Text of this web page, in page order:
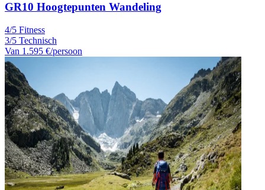
GR10 Hoogtepunten Wandeling
4/5 Fitness
3/5 Technisch
Van 1.595 €/persoon